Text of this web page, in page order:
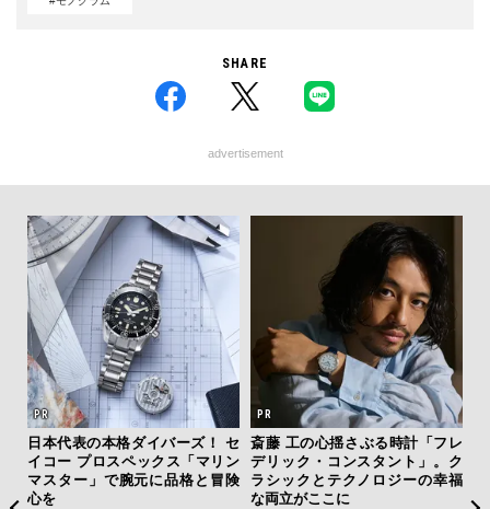
SHARE
advertisement
日本代表の本格ダイバーズ！ セ
イコー プロスペックス「マリン
マスター」で腕元に品格と冒険
心を
斎藤 工の心揺さぶる時計「フレ
デリック・コンスタント」。ク
ラシックとテクノロジーの幸福
な両立がここに
4